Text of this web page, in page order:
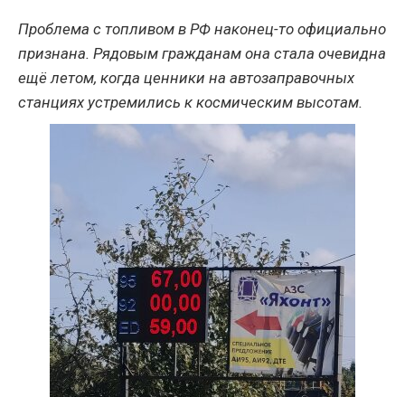
Проблема с топливом в РФ наконец-то официально
признана. Рядовым гражданам она стала очевидна
ещё летом, когда ценники на автозаправочных
станциях устремились к космическим высотам.